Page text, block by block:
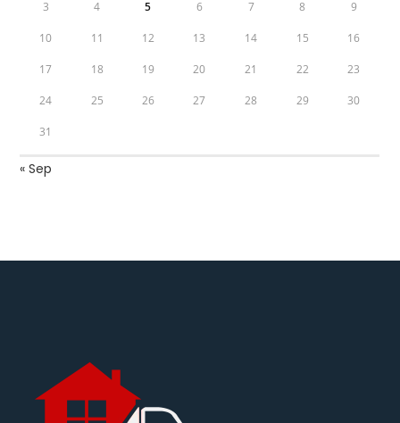
3 4 5 6 7 8 9
10 11 12 13 14 15 16
17 18 19 20 21 22 23
24 25 26 27 28 29 30
31
« Sep